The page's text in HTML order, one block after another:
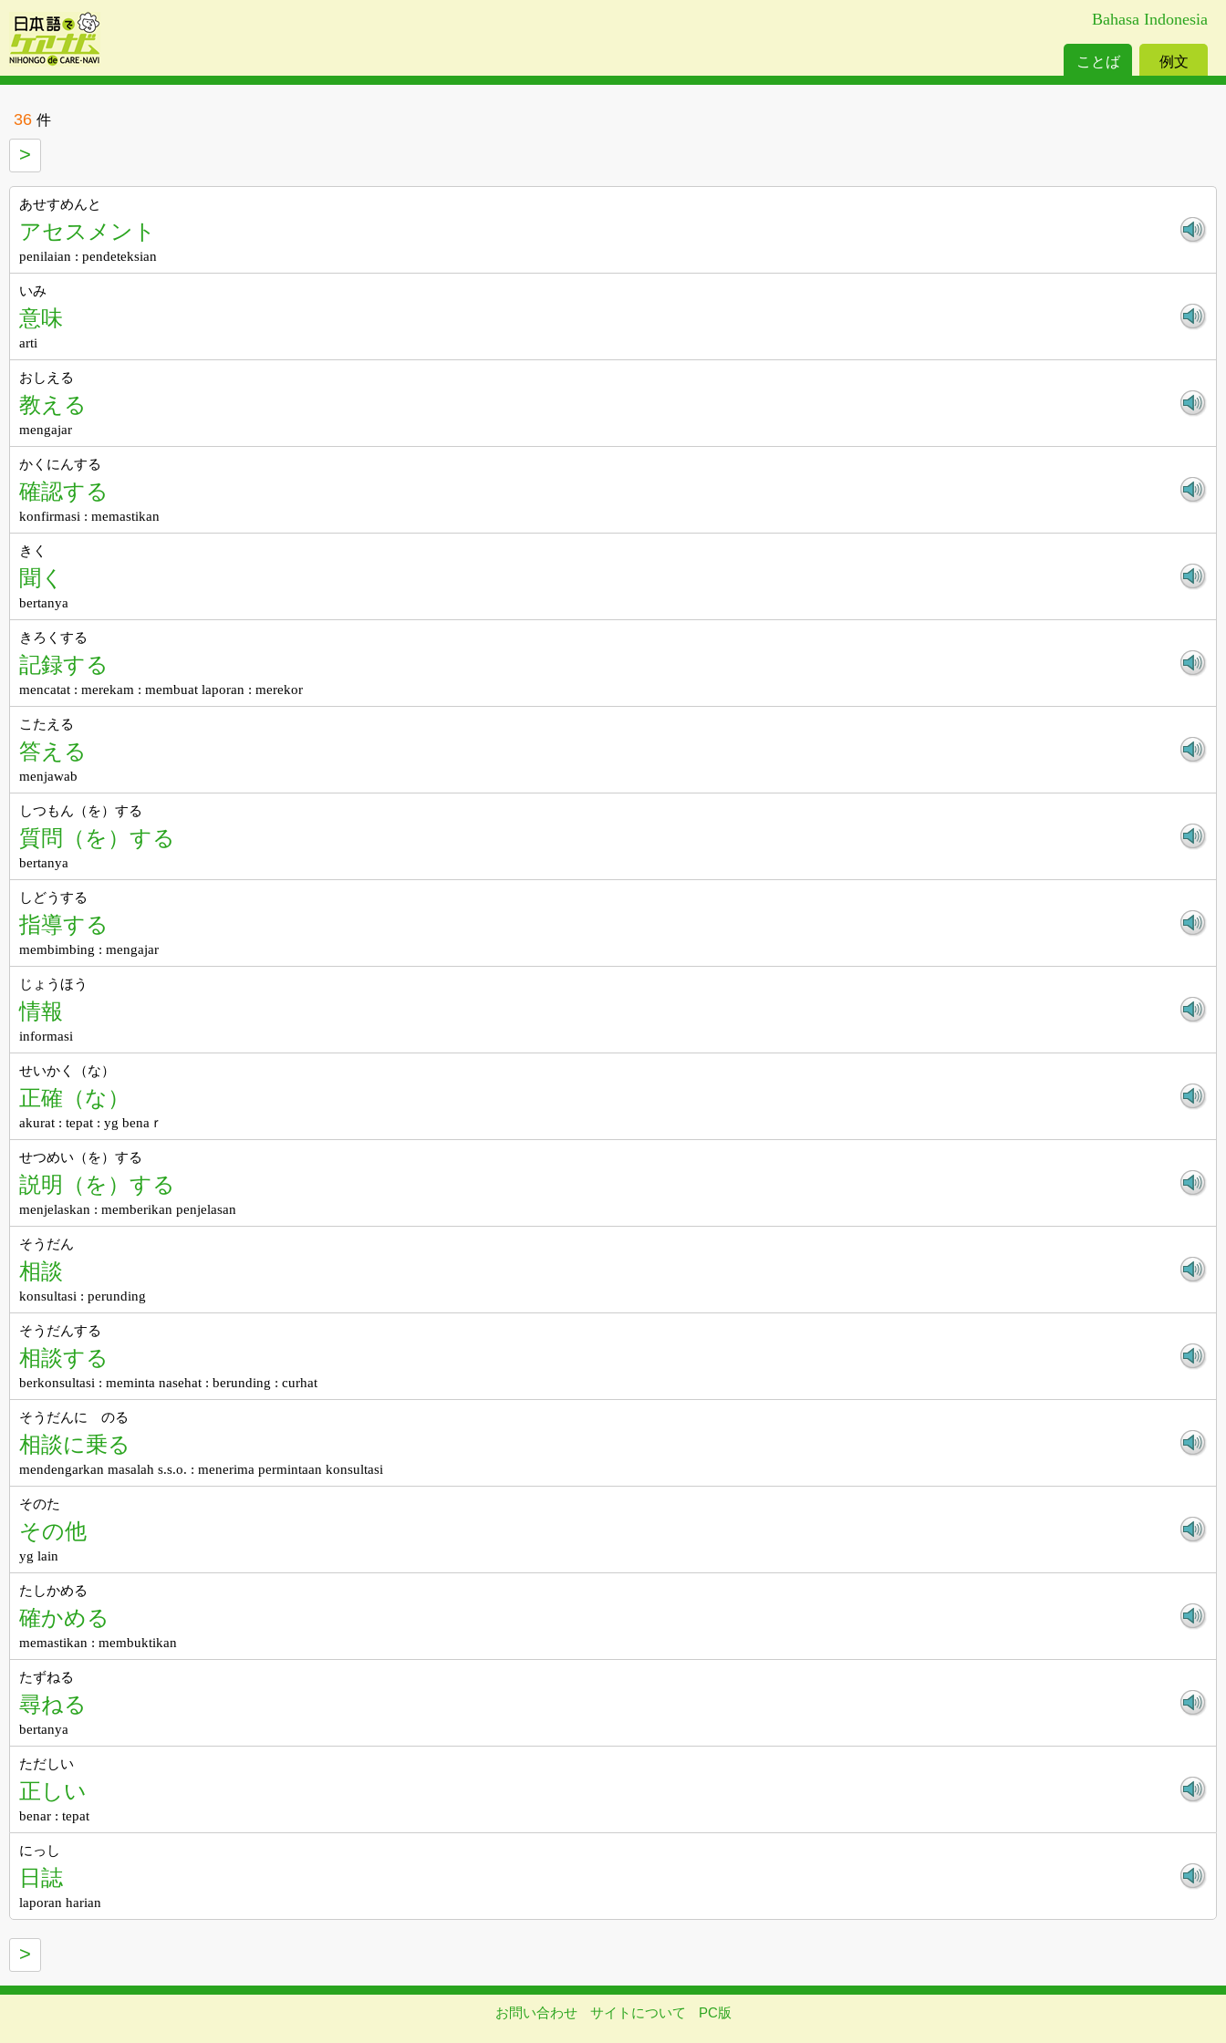
Bahasa Indonesia
ことば 例文
36 件
>
あせすめんと
アセスメント
penilaian : pendeteksian
いみ
意味
arti
おしえる
教える
mengajar
かくにんする
確認する
konfirmasi : memastikan
きく
聞く
bertanya
きろくする
記録する
mencatat : merekam : membuat laporan : merekor
こたえる
答える
menjawab
しつもん（を）する
質問（を）する
bertanya
しどうする
指導する
membimbing : mengajar
じょうほう
情報
informasi
せいかく（な）
正確（な）
akurat : tepat : yg benaｒ
せつめい（を）する
説明（を）する
menjelaskan : memberikan penjelasan
そうだん
相談
konsultasi : perunding
そうだんする
相談する
berkonsultasi : meminta nasehat : berunding : curhat
そうだんに のる
相談に乗る
mendengarkan masalah s.s.o. : menerima permintaan konsultasi
そのた
その他
yg lain
たしかめる
確かめる
memastikan : membuktikan
たずねる
尋ねる
bertanya
ただしい
正しい
benar : tepat
にっし
日誌
laporan harian
>
お問い合わせ サイトについて PC版